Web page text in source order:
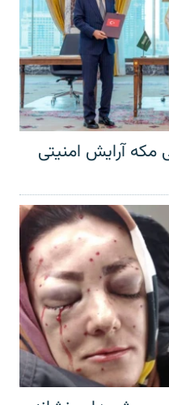
آرایش امنیتی